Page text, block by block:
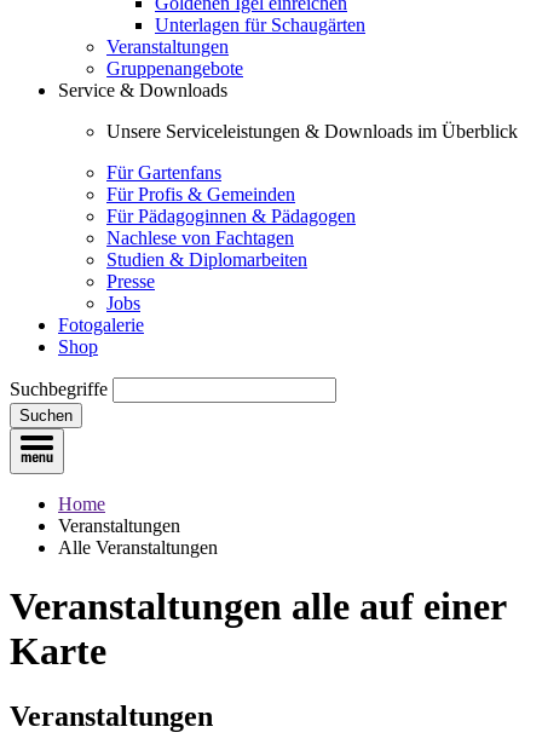
Unterlagen für Schaugärten
Veranstaltungen
Gruppenangebote
Service & Downloads
Unsere Serviceleistungen & Downloads im Überblick
Für Gartenfans
Für Profis & Gemeinden
Für Pädagoginnen & Pädagogen
Nachlese von Fachtagen
Studien & Diplomarbeiten
Presse
Jobs
Fotogalerie
Shop
Suchbegriffe
Suchen
Home
Veranstaltungen
Alle Veranstaltungen
Veranstaltungen alle auf einer
Karte
Veranstaltungen